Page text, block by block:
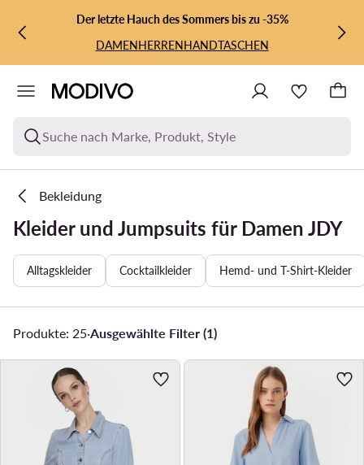
ZUM HAUPTINHALT SPRINGEN
ZUR SUCHEDer letzte Hauch des Sommers bis zu -35%
DAMENHERRENHANDTASCHEN
Suche nach Marke, Produkt, Style
Bekleidung
Kleider und Jumpsuits für Damen JDY
Alltagskleider Cocktailkleider Hemd- und T-Shirt-Kleider
Produkte: 25·Ausgewählte Filter (1)